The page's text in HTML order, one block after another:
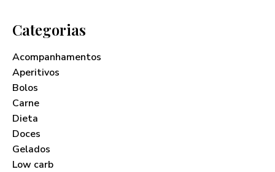
Categorias
Acompanhamentos
Aperitivos
Bolos
Carne
Dieta
Doces
Gelados
Low carb